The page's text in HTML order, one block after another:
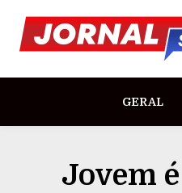
GERAL
Jovem